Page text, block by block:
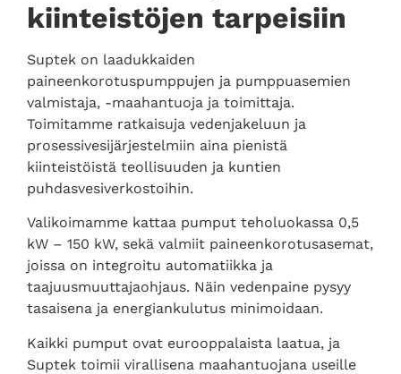
kiinteistöjen tarpeisiin
Suptek on laadukkaiden
paineenkorotuspumppujen ja pumppuasemien
valmistaja, -maahantuoja ja toimittaja.
Toimitamme ratkaisuja vedenjakeluun ja
prosessivesijärjestelmiin aina pienistä
kiinteistöistä teollisuuden ja kuntien
puhdasvesiverkostoihin.
Valikoimamme kattaa pumput teholuokassa 0,5
kW – 150 kW, sekä valmiit paineenkorotusasemat,
joissa on integroitu automatiikka ja
taajuusmuuttajaohjaus. Näin vedenpaine pysyy
tasaisena ja energiankulutus minimoidaan.
Kaikki pumput ovat eurooppalaista laatua, ja
Suptek toimii virallisena maahantuojana useille